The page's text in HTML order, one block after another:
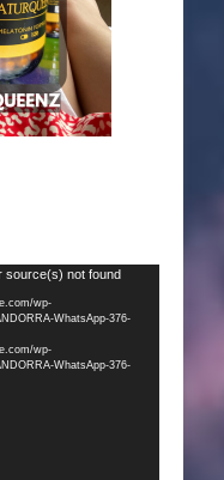
source(s) not found
wp-
WhatsApp-376-
wp-
WhatsApp-376-